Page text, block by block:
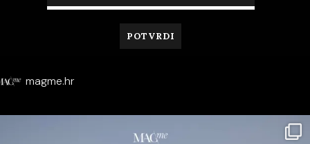
magme.hr